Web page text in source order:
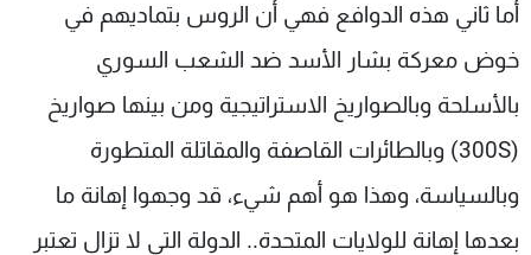
أما ثاني هذه الدوافع فهي أن الروس بتماديهم في
خوض معركة بشار الأسد ضد الشعب السوري
بالأسلحة وبالصواريخ الاستراتيجية ومن بينها صواريخ
(300S) وبالطائرات القاصفة والمقاتلة المتطورة
وبالسياسة، وهذا هو أهم شيء، قد وجهوا إهانة ما
بعدها إهانة للولايات المتحدة.. الدولة التي لا تزال تعتبر